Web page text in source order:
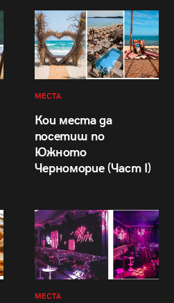
МЕСТА
Кои места да
посетиш по
Южното
Черноморие (Част I)
МЕСТА